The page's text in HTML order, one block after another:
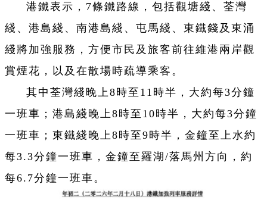
港鐵表示，7條鐵路線，包括觀塘綫、荃灣
綫、港島綫、南港島綫、屯馬綫、東鐵錢及東涌
綫將加強服務，方便市民及旅客前往維港兩岸觀
賞煙花，以及在散場時疏導乘客。
其中荃灣綫晚上8時至11時半，大約每3分鐘
一班車；港島綫晚上8時至10時半，大約每3分鐘
一班車；東鐵綫晚上8時至9時半，金鐘至上水約
每3.3分鐘一班車，金鐘至羅湖/落馬州方向，約
每6.7分鐘一班車。